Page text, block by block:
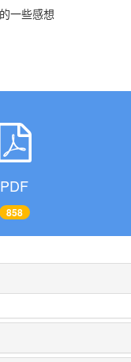
一些感想
PDF
858